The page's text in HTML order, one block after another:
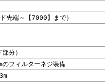
先端～【7000】まで）
分）
のフィルターネジ装備